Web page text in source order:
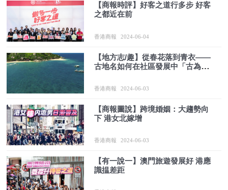
【商報時評】好客之道行多步 好客
之都近在前
香港商報 2024-06-04
【地方志/趣】從春花落到青衣——
古地名如何在社區發展中「古為今
香港商報 2024-06-03
【商報圖說】跨境婚姻：大趨勢向
下 港女北嫁增
香港商報 2024-06-03
【有一說一】澳門旅遊發展好 港應
識揾差距